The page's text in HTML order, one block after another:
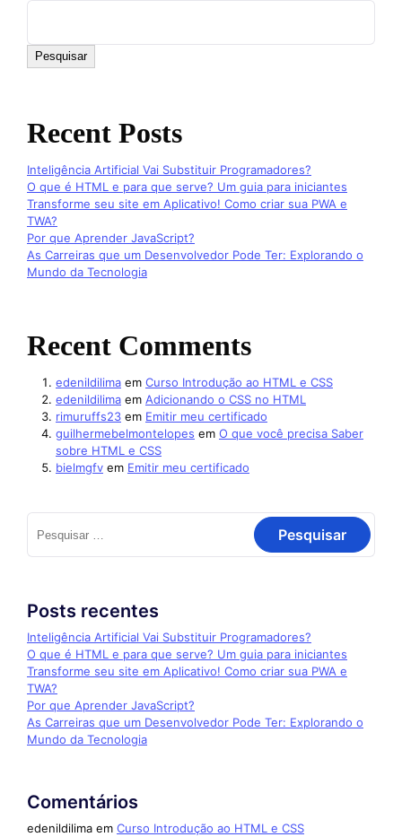
Pesquisar
Recent Posts
Inteligência Artificial Vai Substituir Programadores?
O que é HTML e para que serve? Um guia para iniciantes
Transforme seu site em Aplicativo! Como criar sua PWA e
TWA?
Por que Aprender JavaScript?
As Carreiras que um Desenvolvedor Pode Ter: Explorando o
Mundo da Tecnologia
Recent Comments
edenildilima em Curso Introdução ao HTML e CSS
edenildilima em Adicionando o CSS no HTML
rimuruffs23 em Emitir meu certificado
guilhermebelmontelopes em O que você precisa Saber
sobre HTML e CSS
bielmgfv em Emitir meu certificado
Posts recentes
Inteligência Artificial Vai Substituir Programadores?
O que é HTML e para que serve? Um guia para iniciantes
Transforme seu site em Aplicativo! Como criar sua PWA e
TWA?
Por que Aprender JavaScript?
As Carreiras que um Desenvolvedor Pode Ter: Explorando o
Mundo da Tecnologia
Comentários
edenildilima em Curso Introdução ao HTML e CSS